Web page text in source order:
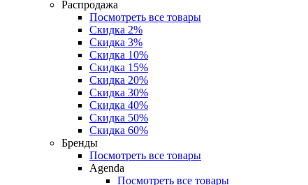
Распродажа
Посмотреть все товары
Скидка 2%
Скидка 3%
Скидка 10%
Скидка 15%
Скидка 20%
Скидка 30%
Скидка 40%
Скидка 50%
Скидка 60%
Бренды
Посмотреть все товары
Agenda
Посмотреть все товары